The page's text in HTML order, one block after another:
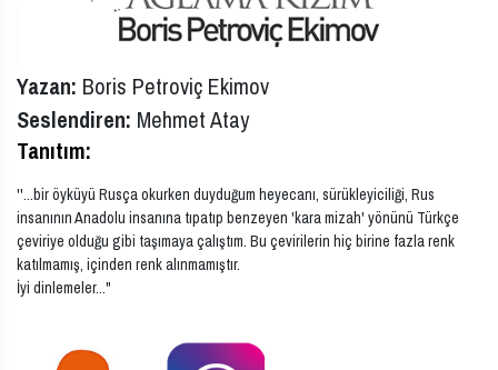
Yazan: Boris Petroviç Ekimov
Seslendiren: Mehmet Atay
Tanıtım:
''...bir öyküyü Rusça okurken duyduğum heyecanı, sürükleyiciliği, Rus
insanının Anadolu insanına tıpatıp benzeyen 'kara mizah' yönünü Türkçe
çeviriye olduğu gibi taşımaya çalıştım. Bu çevirilerin hiç birine fazla renk
katılmamış, içinden renk alınmamıştır.
İyi dinlemeler..."